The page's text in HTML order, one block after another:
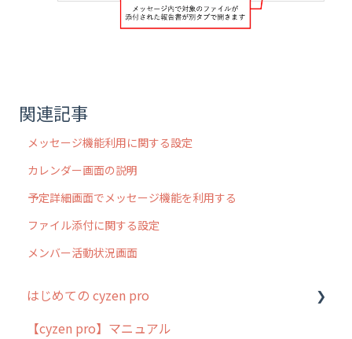
関連記事
メッセージ機能利用に関する設定
カレンダー画面の説明
予定詳細画面でメッセージ機能を利用する
ファイル添付に関する設定
メンバー活動状況画面
はじめての cyzen pro
cyzen pro とは？
【cyzen pro】マニュアル